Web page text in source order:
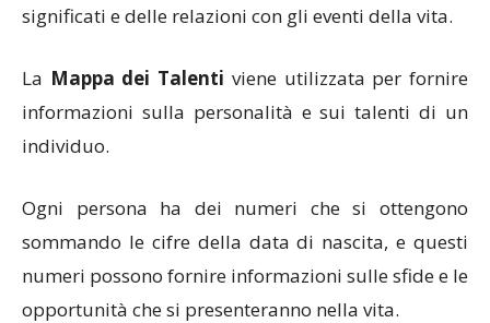
significati e delle relazioni con gli eventi della vita.
La Mappa dei Talenti viene utilizzata per fornire
informazioni sulla personalità e sui talenti di un
individuo.
Ogni persona ha dei numeri che si ottengono
sommando le cifre della data di nascita, e questi
numeri possono fornire informazioni sulle sfide e le
opportunità che si presenteranno nella vita.